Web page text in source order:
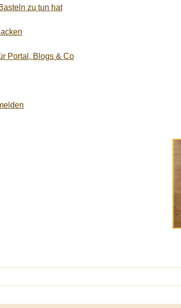
zu tun hat
Portal, Blogs & Co